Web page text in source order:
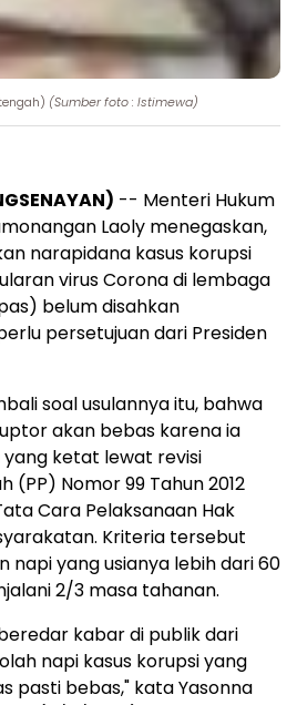
(Sumber foto : Istimewa)
-- Menteri Hukum
Laoly menegaskan,
narapidana kasus korupsi
virus Corona di lembaga
belum disahkan
persetujuan dari Presiden
soal usulannya itu, bahwa
akan bebas karena ia
ketat lewat revisi
(PP) Nomor 99 Tahun 2012
Cara Pelaksanaan Hak
Kriteria tersebut
napi yang usianya lebih dari 60
2/3 masa tahanan.
kabar di publik dari
napi kasus korupsi yang
pasti bebas," kata Yasonna